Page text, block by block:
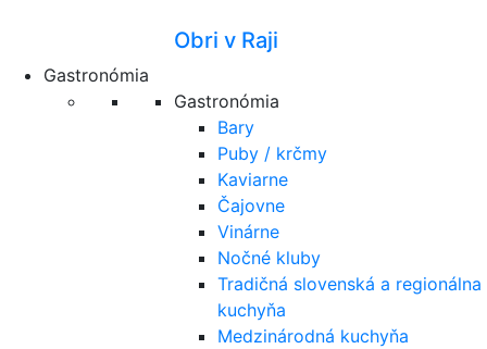
Obri v Raji
Gastronómia
Gastronómia
Bary
Puby / krčmy
Kaviarne
Čajovne
Vinárne
Nočné kluby
Tradičná slovenská a regionálna
kuchyňa
Medzinárodná kuchyňa